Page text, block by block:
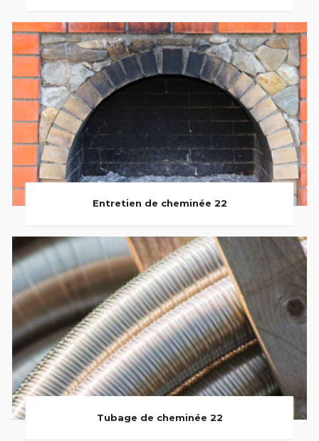
Entretien de cheminée 22
Tubage de cheminée 22